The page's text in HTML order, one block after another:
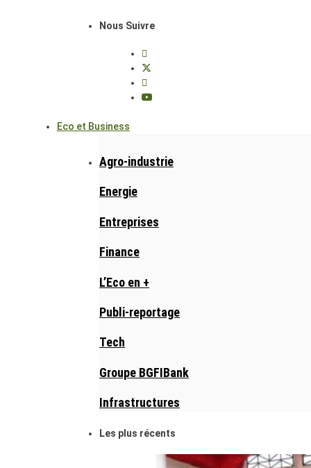
Nous Suivre
Eco et Business
Agro-industrie
Energie
Entreprises
Finance
L’Eco en +
Publi-reportage
Tech
Groupe BGFIBank
Infrastructures
Les plus récents